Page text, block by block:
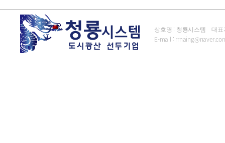
상호명 : 청룡시스템 대표
E-mail :